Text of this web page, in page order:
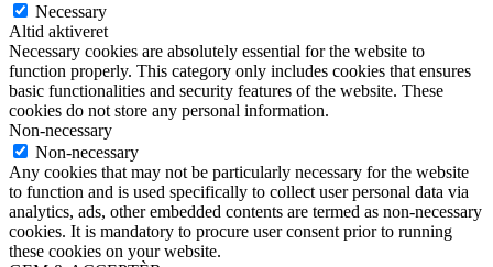
Necessary
Altid aktiveret
Necessary cookies are absolutely essential for the website to
function properly. This category only includes cookies that ensures
basic functionalities and security features of the website. These
cookies do not store any personal information.
Non-necessary
Non-necessary
Any cookies that may not be particularly necessary for the website
to function and is used specifically to collect user personal data via
analytics, ads, other embedded contents are termed as non-necessary
cookies. It is mandatory to procure user consent prior to running
these cookies on your website.